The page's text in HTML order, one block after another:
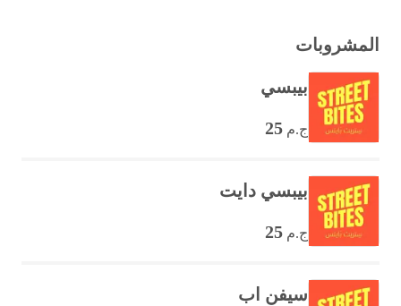
المشروبات
بيبسي
ج.م 25
بيبسي دايت
ج.م 25
سيفن اب